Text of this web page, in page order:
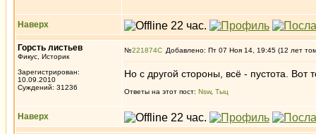
Наверх
Горсть листьев
Фикус, Историк
Зарегистрирован:
10.09.2010
Суждений: 31236
№221874 Добавлено: Пт 07 Ноя 14, 19:45 (12 лет
Но с другой стороны, всё - пустота. Вот
Ответы на этот пост: Nsw, Тыц
Наверх